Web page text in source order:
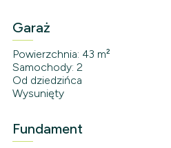
Garaż
Powierzchnia: 43 m²
Samochody: 2
Od dziedzińca
Wysunięty
Fundament